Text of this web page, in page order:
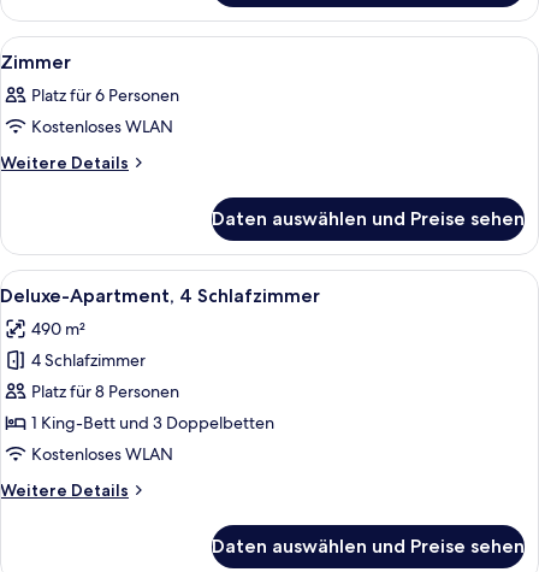
Alle
Fotos
für
Zimmer
anzeigen
Ein modernes Hotelzimmer mit
9
Zimmer
Platz für 6 Personen
Kostenloses WLAN
Weitere Details
Weitere
Daten auswählen und Preise sehen
Alle
Fotos
für
Deluxe-
Apartment,
4 Schlafzimmer
anzeigen
Ein Essbereich mit einem für vier
16
Deluxe-Apartment, 4 Schlafzimmer
490 m²
4 Schlafzimmer
Platz für 8 Personen
1 King-Bett und 3 Doppelbetten
Kostenloses WLAN
Weitere Details
Weitere
Daten auswählen und Preise sehen